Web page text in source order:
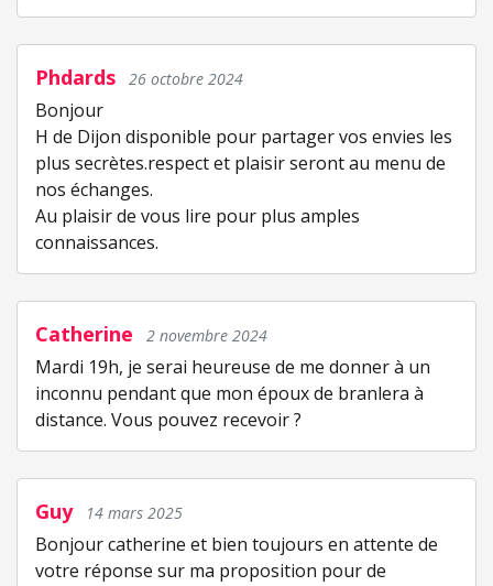
Phdards 26 octobre 2024
Bonjour
H de Dijon disponible pour partager vos envies les
plus secrètes.respect et plaisir seront au menu de
nos échanges.
Au plaisir de vous lire pour plus amples
connaissances.
Catherine 2 novembre 2024
Mardi 19h, je serai heureuse de me donner à un
inconnu pendant que mon époux de branlera à
distance. Vous pouvez recevoir ?
Guy 14 mars 2025
Bonjour catherine et bien toujours en attente de
votre réponse sur ma proposition pour de